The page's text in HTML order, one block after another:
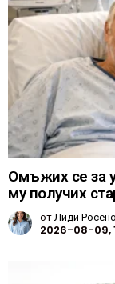
Омъжих се за
му получих
отЛиди
2026-08-09,